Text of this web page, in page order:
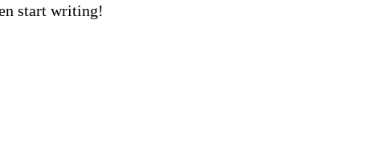
start writing!